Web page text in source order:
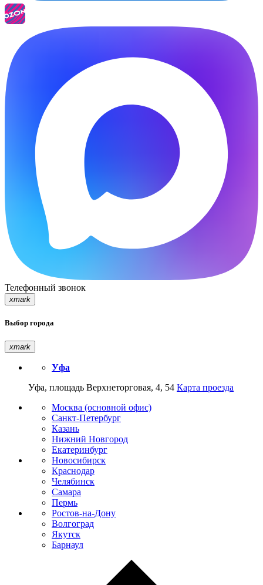
Телефонный звонок
xmark
Выбор города
xmark
Уфа
Уфа, площадь Верхнеторговая, 4, 54 Карта проезда
Москва (основной офис)
Санкт-Петербург
Казань
Нижний Новгород
Екатеринбург
Новосибирск
Краснодар
Челябинск
Самара
Пермь
Ростов-на-Дону
Волгоград
Якутск
Барнаул